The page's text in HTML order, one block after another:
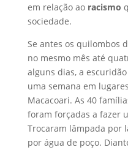
em relação ao racismo
sociedade.
Se antes os quilombos
no mesmo mês até
alguns dias, a
uma semana em
Macacoari. As 40
foram forçadas a fazer
Trocaram lâmpada por
por água de poço.